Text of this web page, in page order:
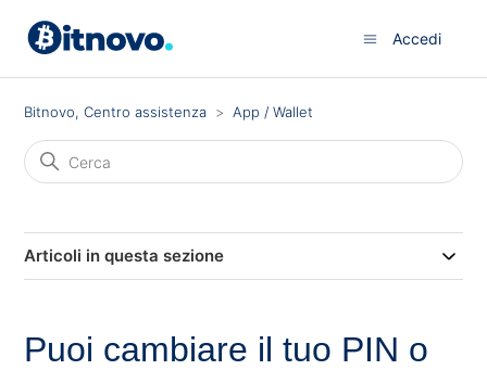
Accedi
Bitnovo, Centro assistenza App / Wallet
Articoli in questa sezione
Puoi cambiare il tuo PIN o